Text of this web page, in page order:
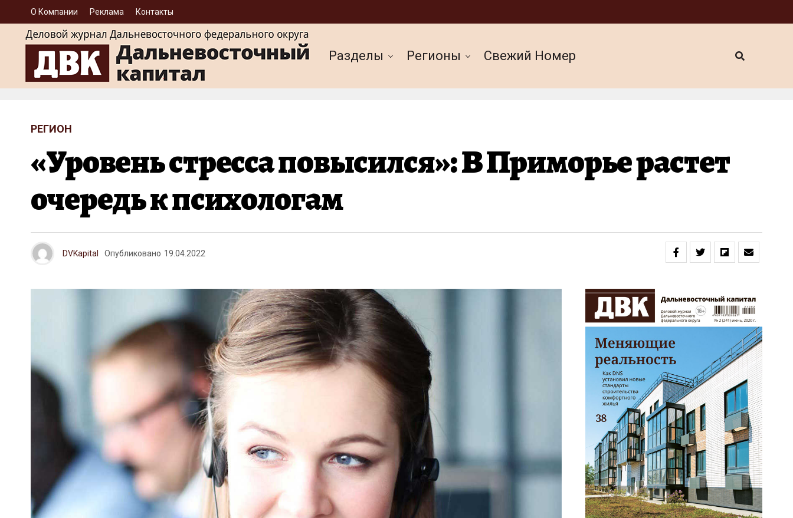
О Компании Реклама Контакты
Разделы Регионы Cвежий Номер
РЕГИОН
«Уровень стресса повысился»: В Приморье растет
очередь к психологам
DVKapital Опубликовано 19.04.2022